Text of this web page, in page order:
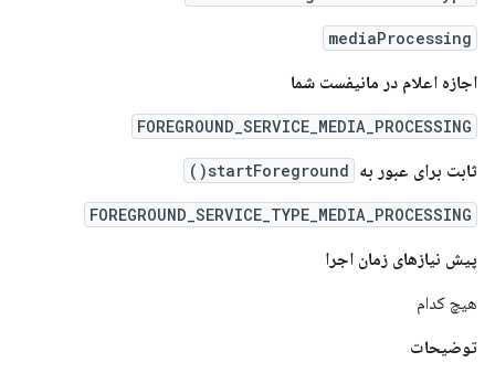
mediaProcessing
اجازه اعلام در مانیفست شما
FOREGROUND_SERVICE_MEDIA_PROCESSING
ثابت برای عبور به startForeground()
FOREGROUND_SERVICE_TYPE_MEDIA_PROCESSING
پیش نیازهای زمان اجرا
هیچ کدام
توضیحات